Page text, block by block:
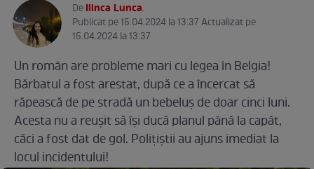
DeIlinca Lunca.
Publicat pe 15.04.2024 la 13:37 Actualizat pe
15.04.2024 la 13:37
Un român are probleme mari cu legea în Belgia!
Bărbatul a fost arestat, după ce a încercat să
răpească de pe stradă un bebeluș de doar cinci luni.
Acesta nu a reușit să își ducă planul până la capăt,
căci a fost dat de gol. Polițiștii au ajuns imediat la
locul incidentului!